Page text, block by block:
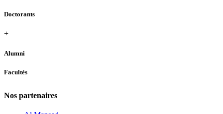
Doctorants
+
Alumni
Facultés
Nos partenaires